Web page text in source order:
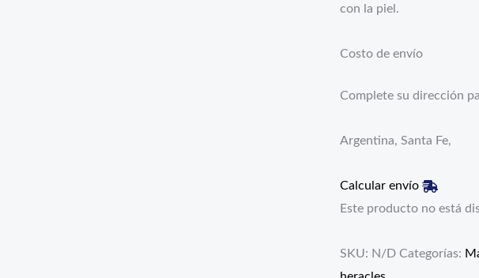
con la piel.
Costo de envío
Complete su dirección
Argentina, Santa Fe,
Calcular envío
Este producto no está
SKU: N/D Categorías: